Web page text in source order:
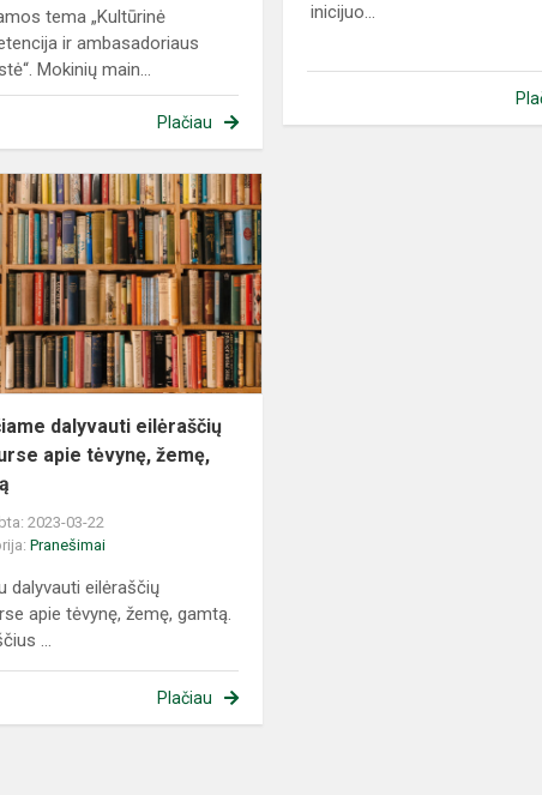
tema „Kultūrinė
ir ambasadoriaus
Mokinių main...
Plačiau
inicijuo...
Kviečiame
dalyvauti
konkurse
apie
tėvynę,
žemę,...
dalyvauti eilėraščių
apie tėvynę, žemę,
2023-03-22
Pranešimai
dalyvauti eilėraščių
apie tėvynę, žemę, gamtą.
...
Plačiau